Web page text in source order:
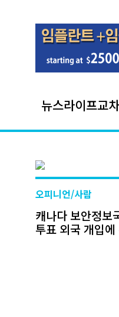
뉴스라이프교
오피니언/사람
캐나다 보안정보
투표 외국 개입